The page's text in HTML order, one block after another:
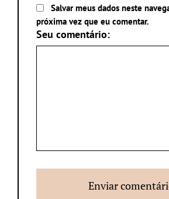
Salvar meus dados neste
próxima vez que eu comentar.
Seu comentário: